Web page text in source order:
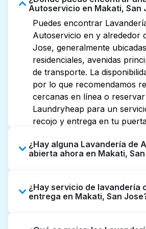
Autoservicio en Makati, San
Puedes encontrar
Autoservicio en y alrededor
Jose, generalmente
residenciales, avenidas
de transporte. La
por lo que recomendamos
cercanas en línea o
Laundryheap para un
recojo y entrega en tu
¿Hay alguna Lavandería de
abierta ahora en Makati,
Makati tienen horarios
todas abren hasta tarde o 24/
encontrar rápidamente la
¿Hay servicio de lavandería
entrega en Makati, San